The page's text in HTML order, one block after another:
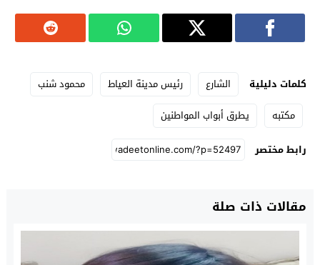
كلمات دليلية الشارع رئيس مدينة العياط
محمود شنب
مكتبه
يطرق أبواب المواطنين
رابط مختصر
مقالات ذات صلة